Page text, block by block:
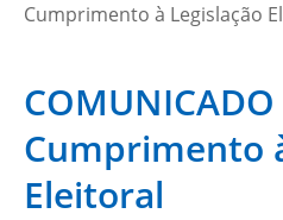
Cumprimento à Legislação
COMUNICADO
Cumprimento
Eleitoral